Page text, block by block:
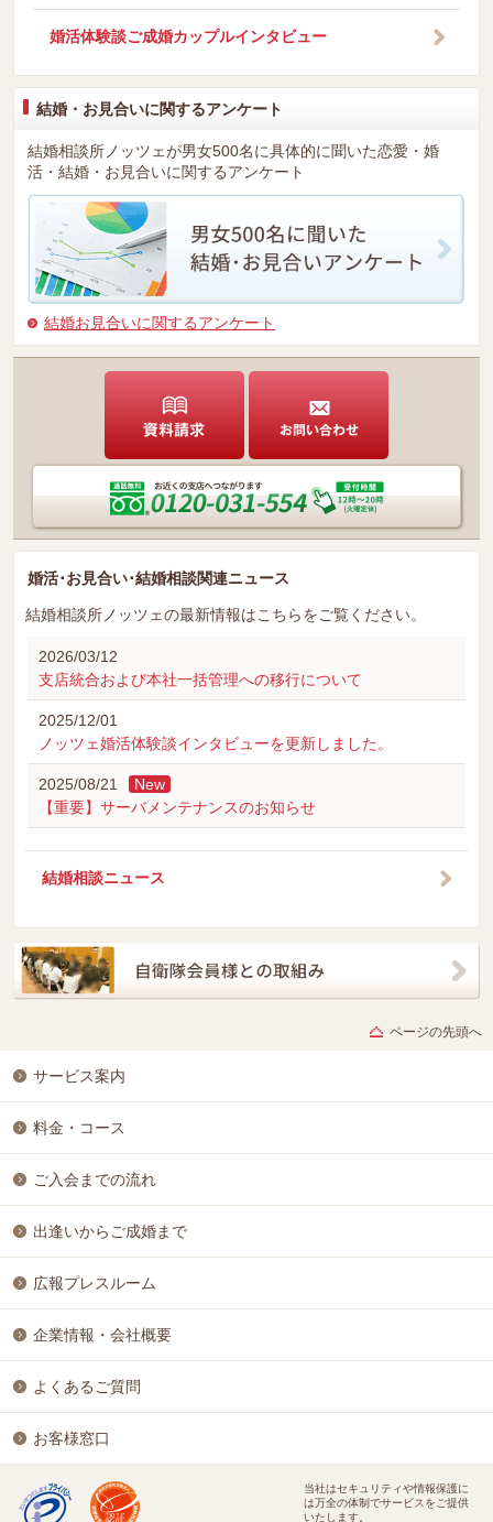
婚活体験談ご成婚カップルインタビュー
結婚・お見合いに関するアンケート
結婚相談所ノッツェが男女500名に具体的に聞いた恋愛・婚
活・結婚・お見合いに関するアンケート
結婚お見合いに関するアンケート
婚活･お見合い･結婚相談関連ニュース
結婚相談所ノッツェの最新情報はこちらをご覧ください。
2026/03/12
支店統合および本社一括管理への移行について
2025/12/01
ノッツェ婚活体験談インタビューを更新しました。
2025/08/21
New
【重要】サーバメンテナンスのお知らせ
結婚相談ニュース
ページの先頭へ
サービス案内
料金・コース
ご入会までの流れ
出逢いからご成婚まで
広報プレスルーム
企業情報・会社概要
よくあるご質問
お客様窓口
当社はセキュリティや情報保護に
は万全の体制でサービスをご提供
いたします。